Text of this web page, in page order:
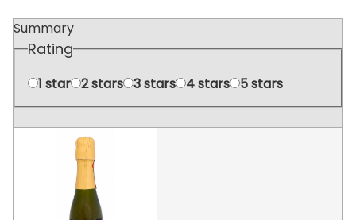
Summary
Rating
1 star 2 stars 3 stars 4 stars 5 stars